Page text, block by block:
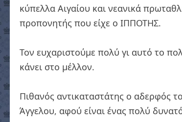
κύπελλα Αιγαίου και νεανικά
προπονητής που είχε ο ΙΠΠΟΤΗΣ.
Τον ευχαριστούμε πολύ γι αυτό το
κάνει στο μέλλον.
Πιθανός αντικαταστάτης ο αδερφός
Άγγελου, αφού είναι ένας πολύ